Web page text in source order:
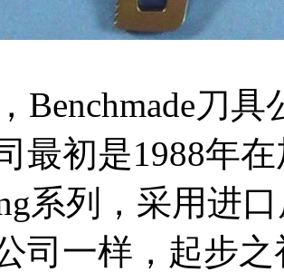
Benchmade刀
最初是1988年
系列，采用进
司一样，起步